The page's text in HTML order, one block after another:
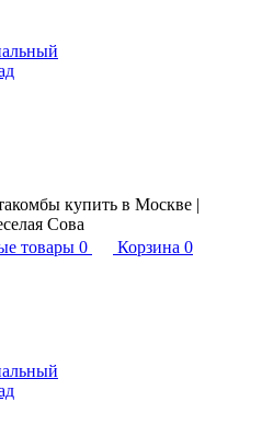
купить в Москве |
Сова
товары 0 Корзина 0